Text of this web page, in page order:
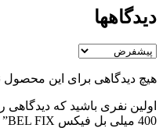
دیدگاهها
هیچ دیدگاهی برای این
400 میلی بل فیکس BEL FIX”